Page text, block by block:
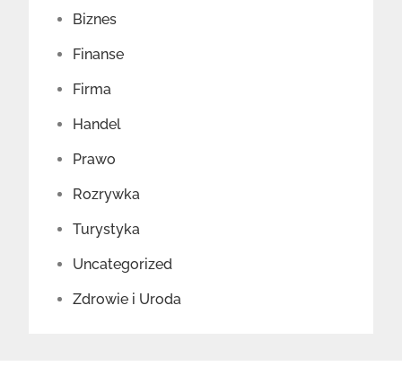
Biznes
Finanse
Firma
Handel
Prawo
Rozrywka
Turystyka
Uncategorized
Zdrowie i Uroda